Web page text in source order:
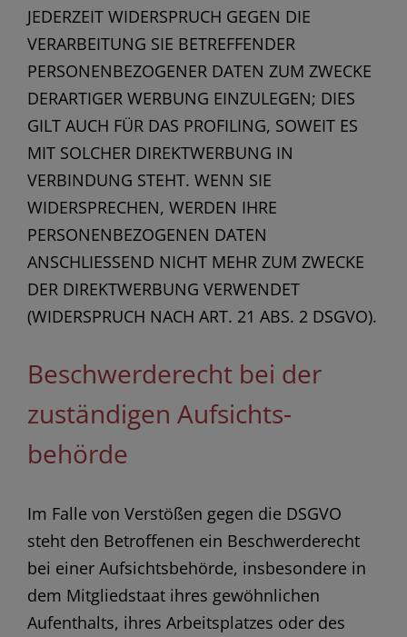
JEDERZEIT WIDERSPRUCH GEGEN DIE
VERARBEITUNG SIE BETREFFENDER
PERSONENBEZOGENER DATEN ZUM ZWECKE
DERARTIGER WERBUNG EINZULEGEN; DIES
GILT AUCH FÜR DAS PROFILING, SOWEIT ES
MIT SOLCHER DIREKTWERBUNG IN
VERBINDUNG STEHT. WENN SIE
WIDERSPRECHEN, WERDEN IHRE
PERSONENBEZOGENEN DATEN
ANSCHLIESSEND NICHT MEHR ZUM ZWECKE
DER DIREKTWERBUNG VERWENDET
(WIDERSPRUCH NACH ART. 21 ABS. 2 DSGVO).
Beschwerde­recht bei der
zuständigen Aufsichts­
behörde
Im Falle von Verstößen gegen die DSGVO
steht den Betroffenen ein Beschwerderecht
bei einer Aufsichtsbehörde, insbesondere in
dem Mitgliedstaat ihres gewöhnlichen
Aufenthalts, ihres Arbeitsplatzes oder des